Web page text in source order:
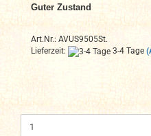
Guter Zustand
Art.Nr.: AVUS9505St.
Lieferzeit:
3-4 Tage